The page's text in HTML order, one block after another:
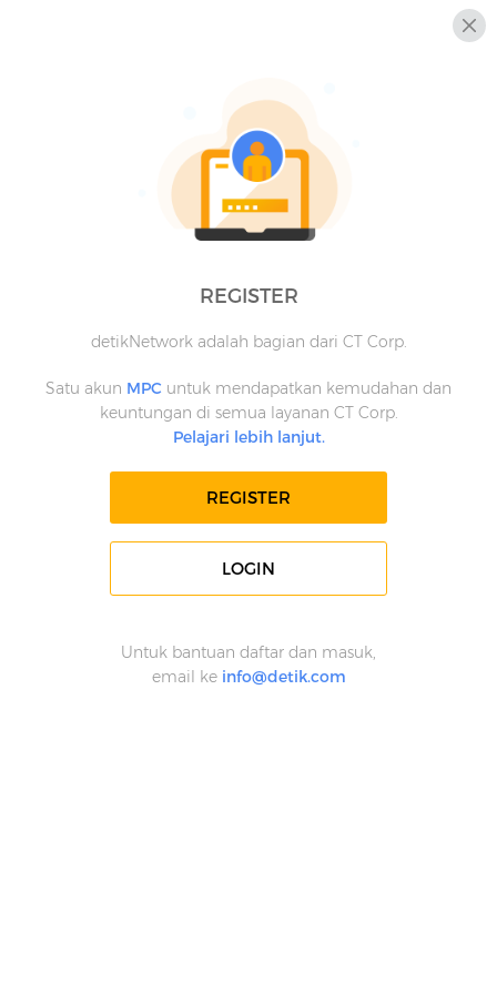
REGISTER
detikNetwork adalah bagian dari CT Corp.
Satu akun MPC untuk mendapatkan kemudahan dan
keuntungan di semua layanan CT Corp.
Pelajari lebih lanjut.
REGISTER
LOGIN
Untuk bantuan daftar dan masuk,
email ke info@detik.com